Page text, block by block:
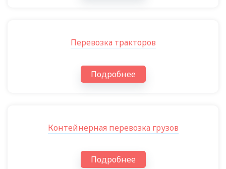
Перевозка тракторов
Подробнее
Контейнерная перевозка грузов
Подробнее